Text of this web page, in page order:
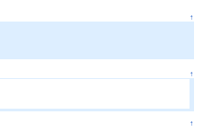
↑
↑
↑